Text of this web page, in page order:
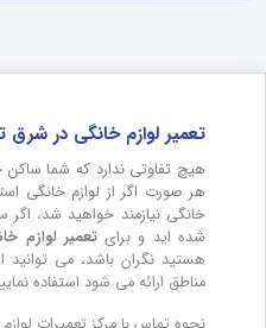
تعمیر لوازم خانگی در شرق
هیچ تفاوتی ندارد که شما
هر صورت اگر از لوازم خانگی
خانگی نیازمند خواهید شد،
شده اید و برایتعمیر لوازم
هستید نگران باشد، می
مناطق ارائه می شود استفاده